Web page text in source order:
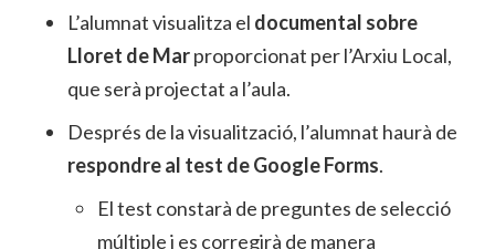
L’alumnat visualitza el documental sobre
Lloret de Marproporcionat per l’Arxiu Local,
que serà projectat a l’aula.
Després de la visualització, l’alumnat haurà de
respondre al test de Google Forms.
El test constarà de preguntes de selecció
múltiple i es corregirà de manera